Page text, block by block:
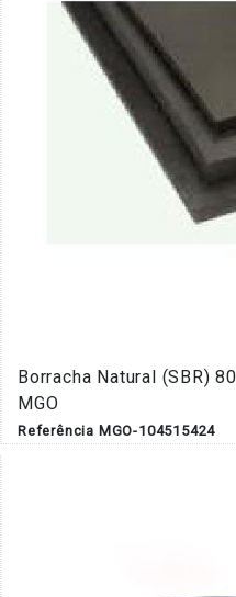
Borracha Natural (SBR)
MGO
Referência MGO-104515424